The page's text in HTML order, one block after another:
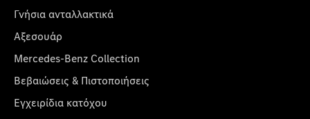
Γνήσια ανταλλακτικά
Αξεσουάρ
Mercedes-Benz Collection
Βεβαιώσεις & Πιστοποιήσεις
Εγχειρίδια κατόχου